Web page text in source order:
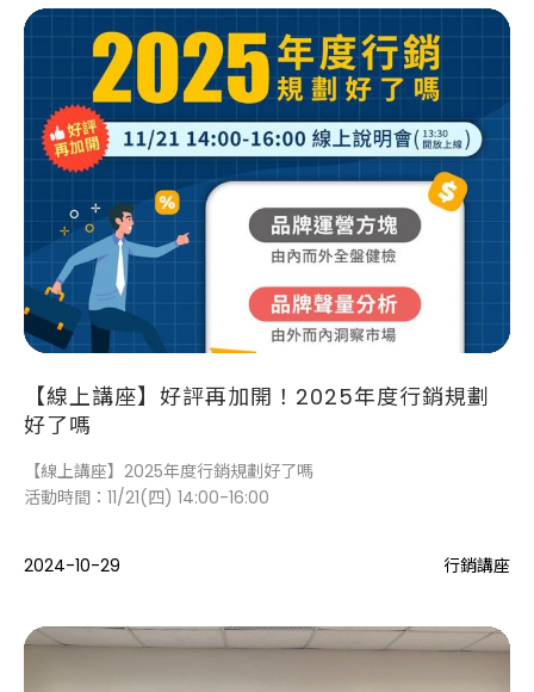
【線上講座】好評再加開！2025年度行銷規劃
好了嗎
【線上講座】2025年度行銷規劃好了嗎
活動時間：11/21(四) 14:00-16:00
2024-10-29 行銷講座